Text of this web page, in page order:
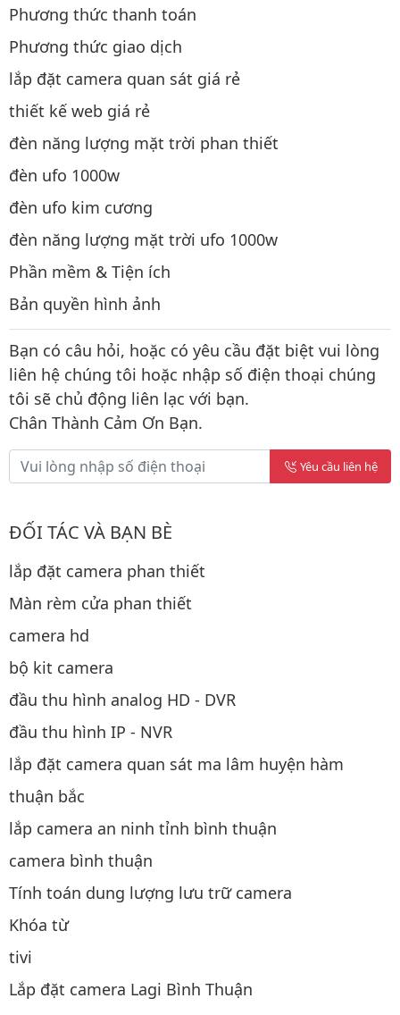
Phương thức thanh toán
Phương thức giao dịch
lắp đặt camera quan sát giá rẻ
thiết kế web giá rẻ
đèn năng lượng mặt trời phan thiết
đèn ufo 1000w
đèn ufo kim cương
đèn năng lượng mặt trời ufo 1000w
Phần mềm & Tiện ích
Bản quyền hình ảnh
Bạn có câu hỏi, hoặc có yêu cầu đặt biệt vui lòng
liên hệ chúng tôi hoặc nhập số điện thoại chúng
tôi sẽ chủ động liên lạc với bạn.
Chân Thành Cảm Ơn Bạn.
Yêu cầu liên hệ
ĐỐI TÁC VÀ BẠN BÈ
lắp đặt camera phan thiết
Màn rèm cửa phan thiết
camera hd
bộ kit camera
đầu thu hình analog HD - DVR
đầu thu hình IP - NVR
lắp đặt camera quan sát ma lâm huyện hàm
thuận bắc
lắp camera an ninh tỉnh bình thuận
camera bình thuận
Tính toán dung lượng lưu trữ camera
Khóa từ
tivi
Lắp đặt camera Lagi Bình Thuận